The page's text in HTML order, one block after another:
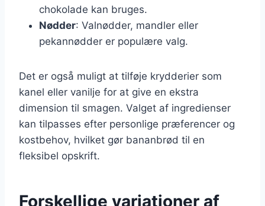
chokolade kan bruges.
Nødder: Valnødder, mandler eller
pekannødder er populære valg.
Det er også muligt at tilføje krydderier som
kanel eller vanilje for at give en ekstra
dimension til smagen. Valget af ingredienser
kan tilpasses efter personlige præferencer og
kostbehov, hvilket gør bananbrød til en
fleksibel opskrift.
Forskellige variationer af